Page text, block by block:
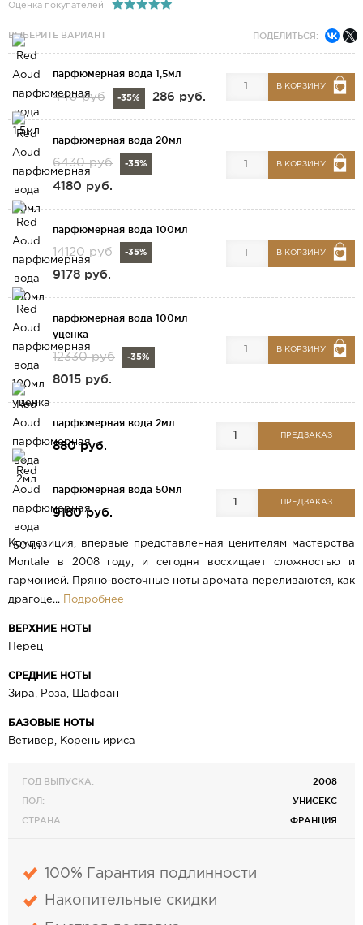
Оценка покупателей
ВЫБЕРИТЕ ВАРИАНТ ПОДЕЛИТЬСЯ:
парфюмерная вода 1,5мл
440 руб -35% 286 руб.
В КОРЗИНУ
парфюмерная вода 20мл
6430 руб -35%
4180 руб.
В КОРЗИНУ
парфюмерная вода 100мл
14120 руб -35%
9178 руб.
В КОРЗИНУ
парфюмерная вода 100мл
уценка
12330 руб -35%
8015 руб.
В КОРЗИНУ
парфюмерная вода 2мл
880 руб.
ПРЕДЗАКАЗ
парфюмерная вода 50мл
9180 руб.
ПРЕДЗАКАЗ
Композиция, впервые представленная ценителям мастерства
Montale в 2008 году, и сегодня восхищает сложностью и
гармонией. Пряно-восточные ноты аромата переливаются, как
драгоце... Подробнее
ВЕРХНИЕ НОТЫ
Перец
СРЕДНИЕ НОТЫ
Зира, Роза, Шафран
БАЗОВЫЕ НОТЫ
Ветивер, Корень ириса
ГОД ВЫПУСКА:
2008
ПОЛ:
УНИСЕКС
СТРАНА:
ФРАНЦИЯ
100% Гарантия подлинности
Накопительные скидки